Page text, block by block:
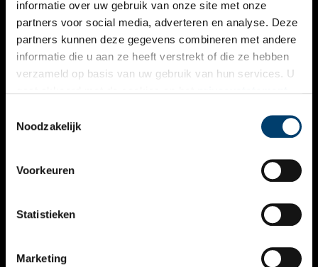
informatie over uw gebruik van onze site met onze
partners voor social media, adverteren en analyse. Deze
partners kunnen deze gegevens combineren met andere
informatie die u aan ze heeft verstrekt of die ze hebben
verzameld op basis van uw gebruik van hun services. U
Noodzakelijk
Voorkeuren
Statistieken
Marketing
VERHALEN
NIEUWS
KALENDER
ACTIVITEITEN
NIEUWSBRIEF